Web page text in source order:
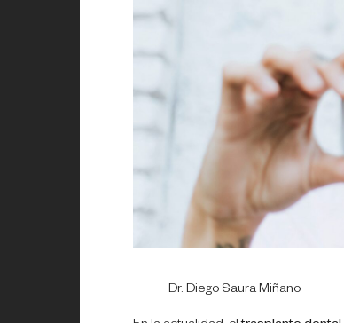
Dr. Diego Saura Miñano